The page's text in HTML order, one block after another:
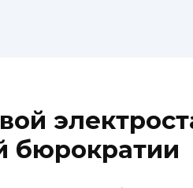
бюрократии